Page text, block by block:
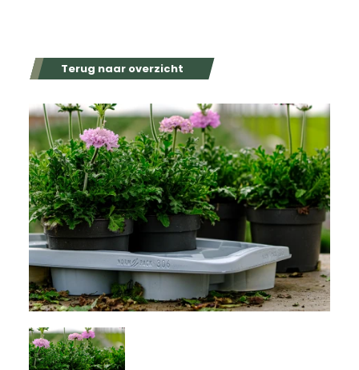
Terug naar overzicht